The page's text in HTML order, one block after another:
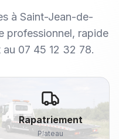
à Saint-Jean-de-
professionnel, rapide
07 45 12 32 78.
Rapatriement
Plateau